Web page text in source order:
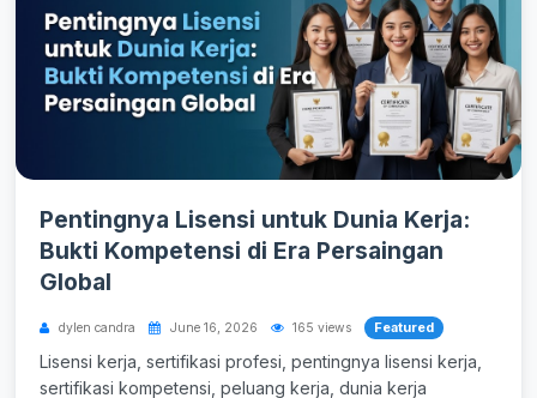
Pentingnya Lisensi untuk Dunia Kerja:
Bukti Kompetensi di Era Persaingan
Global
dylen candra June 16, 2026 165 views Featured
Lisensi kerja, sertifikasi profesi, pentingnya lisensi kerja,
sertifikasi kompetensi, peluang kerja, dunia kerja